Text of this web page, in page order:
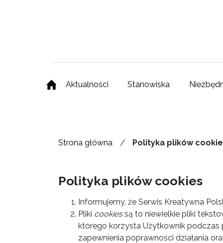
Aktualności Stanowiska
Strona główna / Polityka plików
Polityka plików cookies
Informujemy, że Serwis Kreatywna
Pliki cookiessą to niewielkie pliki
którego korzysta Użytkownik podczas
zapewnienia poprawności działania